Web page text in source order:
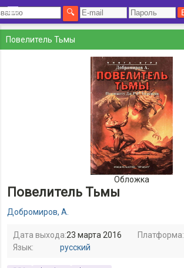
Повелитель Тьмы
Обложка
Повелитель Тьмы
Добромиров, А.
Дата выхода:23 марта 2016 Платформа:
Язык:
русский